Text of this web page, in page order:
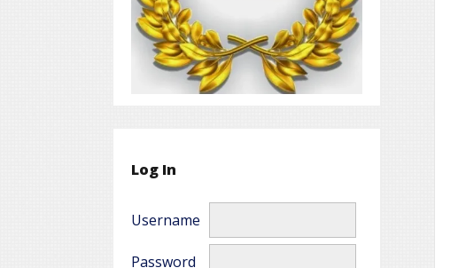
Log In
Username
Password